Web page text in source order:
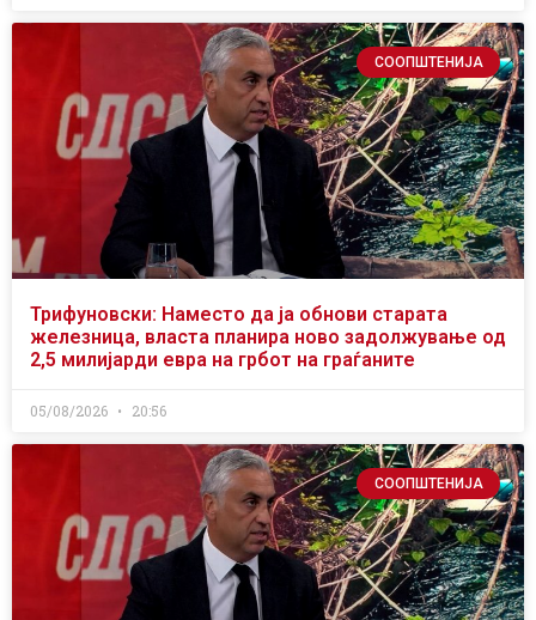
СООПШТЕНИЈА
Трифуновски: Наместо да ја обнови старата
железница, власта планира ново задолжување од
2,5 милијарди евра на грбот на граѓаните
05/08/2026 20:56
СООПШТЕНИЈА